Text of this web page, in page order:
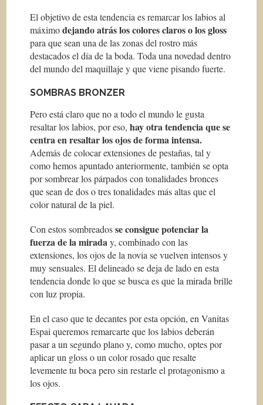
El objetivo de esta tendencia es remarcar los labios al
máximodejando atrás los colores claros o losgloss
para que sean una de las zonas del rostro más
destacados el día de la boda. Toda una novedad dentro
del mundo del maquillaje y que viene pisando fuerte.
SOMBRAS BRONZER
Pero está claro que no a todo el mundo le gusta
resaltar los labios, por eso,hay otra tendencia que se
centra en resaltar los ojos de forma intensa.
Además de colocar extensiones de pestañas, tal y
como hemos apuntado anteriormente, también se opta
por sombrear los párpados con tonalidades bronces
que sean de dos o tres tonalidades más altas que el
color natural de la piel.
Con estos sombreadosse consigue potenciar la
fuerza de la miraday, combinado con las
extensiones, los ojos de la novia se vuelven intensos y
muy sensuales. El delineado se deja de lado en esta
tendencia donde lo que se busca es que la mirada brille
con luz propia.
En el caso que te decantes por esta opción, en Vanitas
Espai queremos remarcarte que los labios deberán
pasar a un segundo plano y, como mucho, optes por
aplicar un glosso un color rosado que resalte
levemente tu boca pero sin restarle el protagonismo a
los ojos.